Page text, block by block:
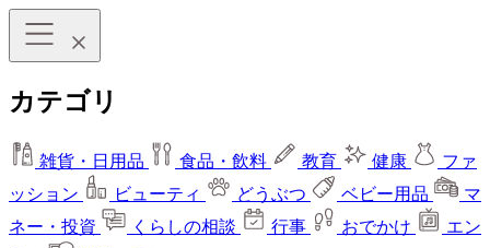
カテゴリ
雑貨・日用品 食品・飲料 教育 健康
ファ
ッション
ビューティ どうぶつ ベビー用品
マ
ネー・投資
くらしの相談 行事 おでかけ
エン